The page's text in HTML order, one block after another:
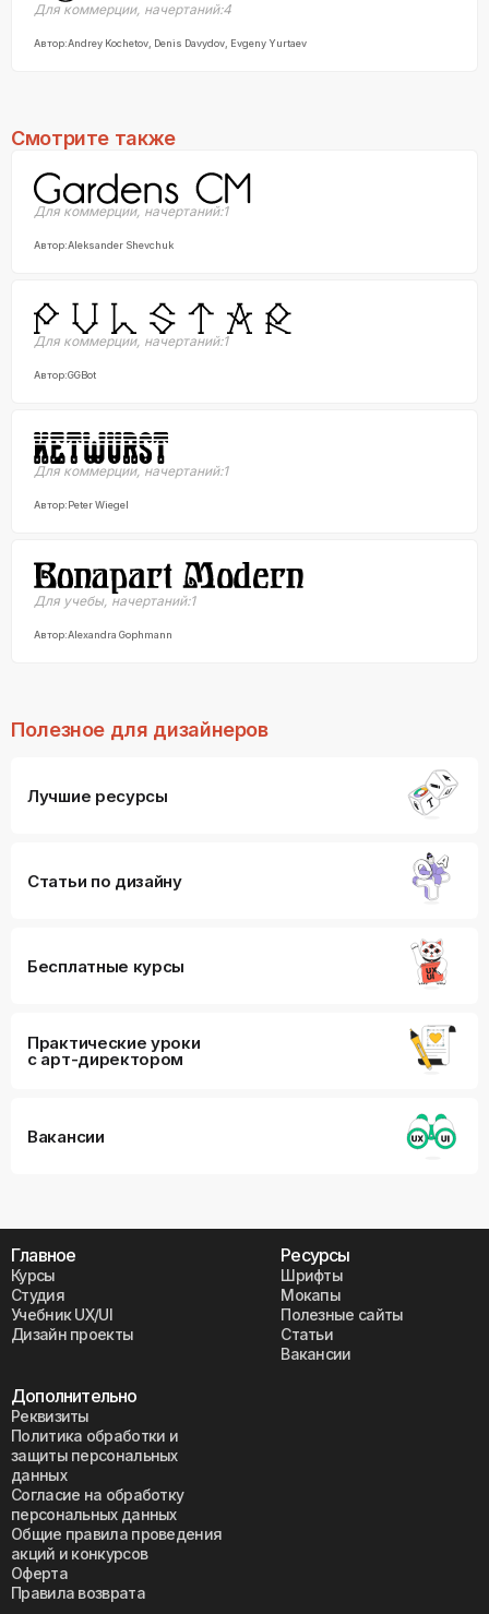
Для коммерции, начертаний:4
Автор:Andrey Kochetov, Denis Davydov, Evgeny Yurtaev
Смотрите также
Для коммерции, начертаний:1
Автор:Aleksander Shevchuk
Для коммерции, начертаний:1
Автор:GGBot
Для коммерции, начертаний:1
Автор:Peter Wiegel
Для учебы, начертаний:1
Автор:Alexandra Gophmann
Полезное для дизайнеров
Лучшие ресурсы
Статьи по дизайну
Бесплатные курсы
Практические уроки
с арт-директором
Вакансии
Главное
Курсы
Студия
Учебник UX/UI
Дизайн проекты
Ресурсы
Шрифты
Мокапы
Полезные сайты
Статьи
Вакансии
Дополнительно
Реквизиты
Политика обработки и
защиты персональных
данных
Согласие на обработку
персональных данных
Общие правила проведения
акций и конкурсов
Оферта
Правила возврата